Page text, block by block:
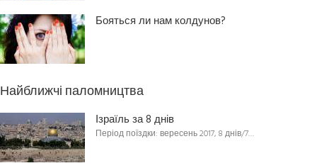
Бояться ли нам колдунов?
Найближчі паломництва
Ізраїль за 8 днів
Період поїздки: вересень 2017, 8 днів/7…